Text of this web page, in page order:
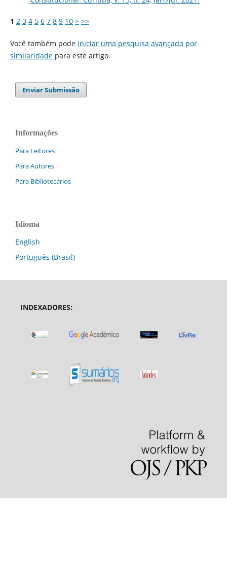
1 2 3 4 5 6 7 8 9 10 > >>
Você também pode iniciar uma pesquisa avançada por
similaridadepara este artigo.
Enviar Submissão
Informações
Para Leitores
Para Autores
Para Bibliotecários
Idioma
English
Português (Brasil)
INDEXADORES: